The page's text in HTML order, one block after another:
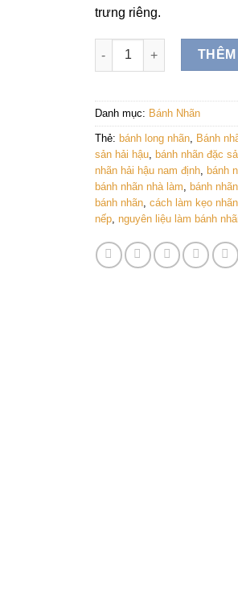
trưng riêng.
Bánh nhãn hải hậu Hũ
Danh mục: Bánh Nhãn
Thẻ: bánh long nhãn, Bánh
sản hải hậu, bánh nhãn đặc
nhãn hải hậu nam định, bánh
bánh nhãn nhà làm, bánh
bánh nhãn, cách làm kẹo nhãn
nếp, nguyên liệu làm bánh